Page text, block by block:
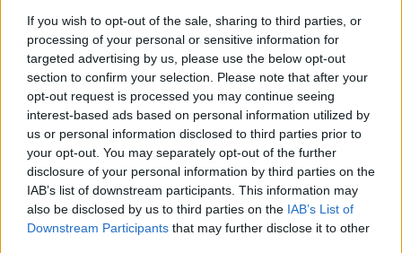
If you wish to opt-out of the sale, sharing to third parties, or
processing of your personal or sensitive information for
targeted advertising by us, please use the below opt-out
section to confirm your selection. Please note that after your
opt-out request is processed you may continue seeing
interest-based ads based on personal information utilized by
us or personal information disclosed to third parties prior to
your opt-out. You may separately opt-out of the further
disclosure of your personal information by third parties on the
IAB’s list of downstream participants. This information may
also be disclosed by us to third parties on the IAB’s List of
Downstream Participants that may further disclose it to other
NECROLOGIE